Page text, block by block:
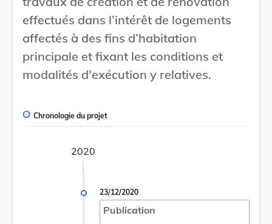
effectués dans l’intérêt de logements
affectés à des fins d’habitation
principale et fixant les conditions et
modalités d'exécution y relatives.
Chronologie du projet
2020
23/12/2020
Publication